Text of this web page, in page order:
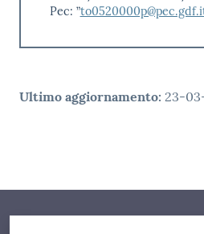
Pec: ”
Ultimo aggiornamento: 23-